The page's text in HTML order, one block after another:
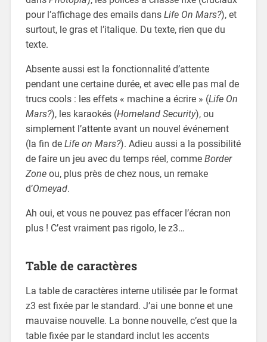
pour l’affichage des emails dans Life On Mars?), et
surtout, le gras et l’italique. Du texte, rien que du
texte.
Absente aussi est la fonctionnalité d’attente
pendant une certaine durée, et avec elle pas mal de
trucs cools : les effets « machine a écrire » (Life On
Mars?), les karaokés (Homeland Security), ou
simplement l’attente avant un nouvel événement
(la fin de Life on Mars?). Adieu aussi a la possibilité
de faire un jeu avec du temps réel, comme Border
Zoneou, plus près de chez nous, un remake
d’Omeyad.
Ah oui, et vous ne pouvez pas effacer l’écran non
plus ! C’est vraiment pas rigolo, le z3…
Table de caractères
La table de caractères interne utilisée par le format
z3 est fixée par le standard. J’ai une bonne et une
mauvaise nouvelle. La bonne nouvelle, c’est que la
table fixée par le standard inclut les accents